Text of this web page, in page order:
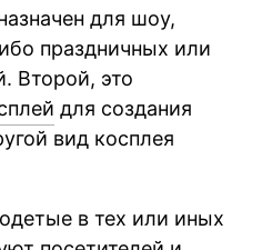
для шоу,
праздничных или
Второй, это
для создания
вид косплея
в тех или иных